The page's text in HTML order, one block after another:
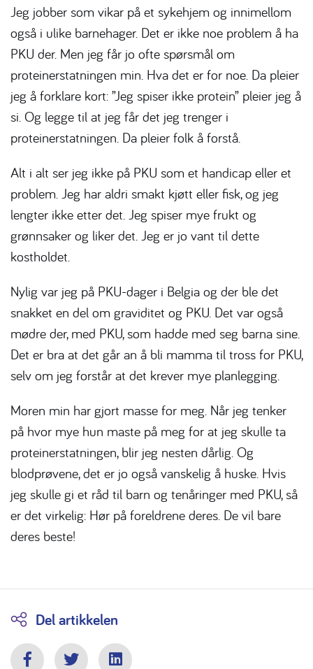
Jeg jobber som vikar på et sykehjem og innimellom
også i ulike barnehager. Det er ikke noe problem å ha
PKU der. Men jeg får jo ofte spørsmål om
proteinerstatningen min. Hva det er for noe. Da pleier
jeg å forklare kort: ”Jeg spiser ikke protein” pleier jeg å
si. Og legge til at jeg får det jeg trenger i
proteinerstatningen. Da pleier folk å forstå.
Alt i alt ser jeg ikke på PKU som et handicap eller et
problem. Jeg har aldri smakt kjøtt eller fisk, og jeg
lengter ikke etter det. Jeg spiser mye frukt og
grønnsaker og liker det. Jeg er jo vant til dette
kostholdet.
Nylig var jeg på PKU-dager i Belgia og der ble det
snakket en del om graviditet og PKU. Det var også
mødre der, med PKU, som hadde med seg barna sine.
Det er bra at det går an å bli mamma til tross for PKU,
selv om jeg forstår at det krever mye planlegging.
Moren min har gjort masse for meg. Når jeg tenker
på hvor mye hun maste på meg for at jeg skulle ta
proteinerstatningen, blir jeg nesten dårlig. Og
blodprøvene, det er jo også vanskelig å huske. Hvis
jeg skulle gi et råd til barn og tenåringer med PKU, så
er det virkelig: Hør på foreldrene deres. De vil bare
deres beste!
Del artikkelen